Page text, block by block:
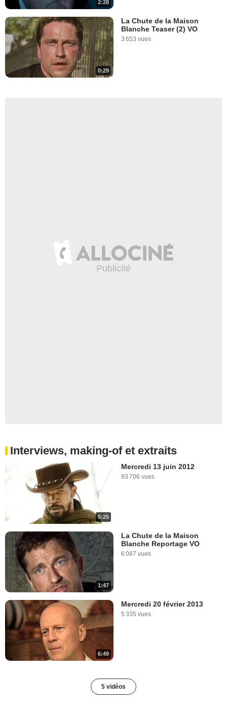
2:28
0:29
La Chute de la Maison
Blanche Teaser (2) VO
3 653 vues
Interviews, making-of et extraits
5:25
Mercredi 13 juin 2012
93 706 vues
1:47
La Chute de la Maison
Blanche Reportage VO
6 087 vues
6:49
Mercredi 20 février 2013
5 335 vues
5 vidéos